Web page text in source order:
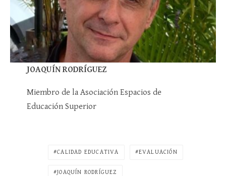
JOAQUÍN RODRÍGUEZ
Miembro de la Asociación Espacios de
Educación Superior
CALIDAD EDUCATIVA EVALUACIÓN
JOAQUÍN RODRÍGUEZ